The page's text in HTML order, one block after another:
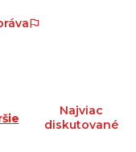
Najviac
diskutované